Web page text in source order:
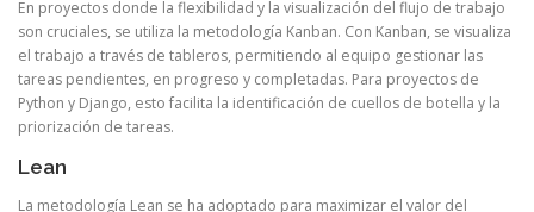
En proyectos donde la flexibilidad y la visualización del flujo de trabajo
son cruciales, se utiliza la metodología Kanban. Con Kanban, se visualiza
el trabajo a través de tableros, permitiendo al equipo gestionar las
tareas pendientes, en progreso y completadas. Para proyectos de
Python y Django, esto facilita la identificación de cuellos de botella y la
priorización de tareas.
Lean
La metodología Lean se ha adoptado para maximizar el valor del